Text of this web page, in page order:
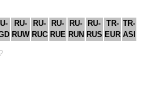
RU-
RUW
RU-
RUC
RU-
RUE
RU-
RUN
RU-
RUS
TR-
EUR
TR-
ASI
?